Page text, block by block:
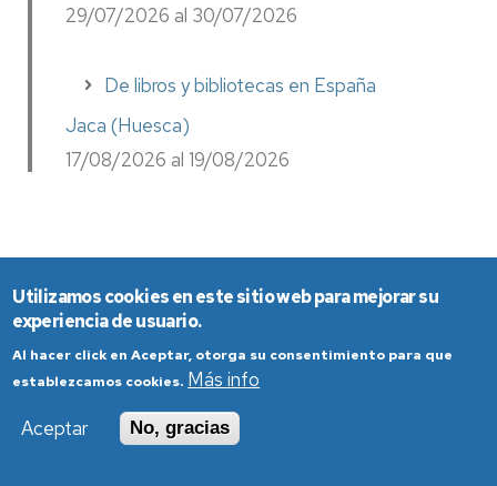
29/07/2026 al 30/07/2026
De libros y bibliotecas en España
Jaca (Huesca)
17/08/2026 al 19/08/2026
Cursos de verano de Unizar en el resto de Aragón
En la provincia de Zaragoza:
https://cursosextraordinarios.unizar.es/cursos
Utilizamos cookies en este sitio web para mejorar su
experiencia de usuario.
Al hacer click en Aceptar, otorga su consentimiento para que
establezcamos cookies. Más info
Aceptar
No, gracias